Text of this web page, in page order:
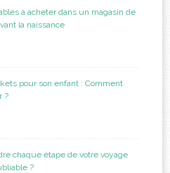
à acheter dans un magasin de
la naissance
pour son enfant : Comment
?
chaque étape de votre voyage
?